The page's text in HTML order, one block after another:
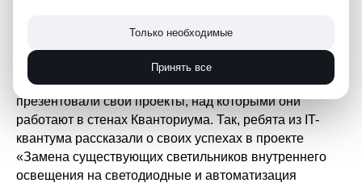
Биоквантуме перед гостями выступила О.С. Кобякова,
сетевом взаимодействии медицинского IT-парка и
Кванториума. Обучающиеся детского технопарка
презентовали свои проекты, над которыми они
работают в стенах Кванториума. Так, ребята из IT-
квантума рассказали о своих успехах в проекте
«Замена существующих светильников внутреннего
освещения на светодиодные и автоматизация
Только необходимые
Принять все